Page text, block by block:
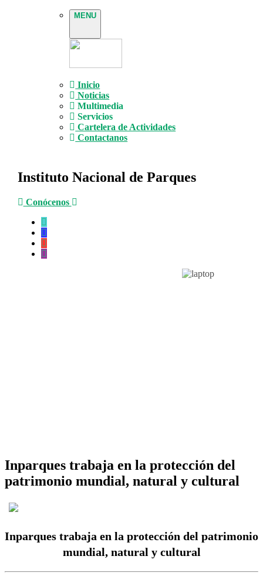
MENU
Inicio
Noticias
Multimedia
Servicios
Cartelera de Actividades
Contactanos
Instituto Nacional de Parques
Conócenos
Inparques trabaja en la protección del
patrimonio mundial, natural y cultural
Inparques trabaja en la protección del patrimonio
mundial, natural y cultural